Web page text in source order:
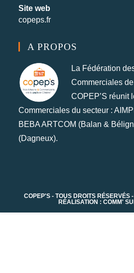
Site web
copeps.fr
A PROPOS
La Fédération
Commerciales
COPEP’S réunit
Commerciales du secteur :
BEBA ARTCOM (Balan &
(Dagneux).
COPEP'S - TOUS DROITS RÉSERVÉS
RÉALISATION : COMM'